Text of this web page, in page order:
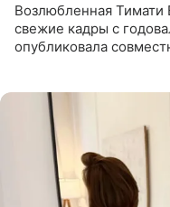
Возлюбленная Тимати
свежие кадры с
опубликовала